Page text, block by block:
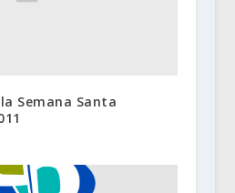
Semana Santa